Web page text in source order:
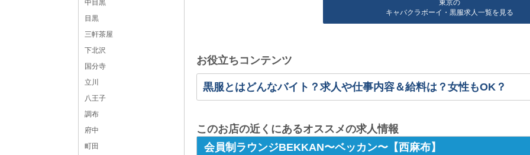
中目黒
目黒
三軒茶屋
下北沢
国分寺
立川
八王子
調布
府中
町田
東京の
キャバクラボーイ・黒服求人一覧を見る
お役立ちコンテンツ
黒服とはどんなバイト？求人や仕事内容＆給料は？女性もOK？
このお店の近くにあるオススメの求人情報
会員制ラウンジBEKKAN〜ベッカン〜【西麻布】